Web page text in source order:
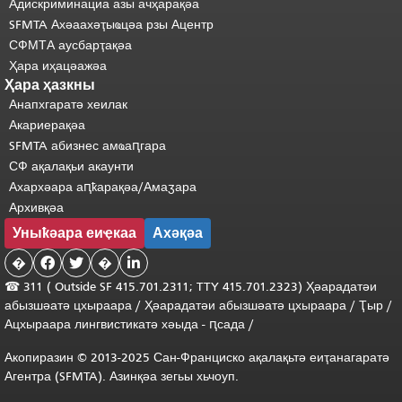
Адискриминациа азы ачҳарақәа
SFMTA Ахәаахәҭыҩцәа рзы Ацентр
СФМТА аусбарҭақәа
Ҳара иҳацәажәа
Ҳара ҳазкны
Анапхгаратә хеилак
Акариерақәа
SFMTA абизнес амҩаԥгара
СФ ақалақьи акаунти
Ахархәара аԥҟарақәа/Амаӡара
Архивқәа
Уныҟәара еиҿкаа Ахәқәа
�   � 
☎ 311 ( Outside SF 415.701.2311; TTY 415.701.2323) Ҳәарадатәи
абызшәатә цхыраара / Ҳәарадатәи абызшәатә цхыраара / Ҭыр /
Ацхыраара лингвистикатә хәыда - ԥсада /
Акопиразин © 2013-2025 Сан-Франциско ақалақьтә еиҭанагаратә
Агентра (SFMTA). Азинқәа зегьы хьчоуп.